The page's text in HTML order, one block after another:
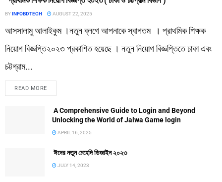
BYINFOBDTECH AUGUST 22, 2025
আসসালামু আলাইকুম ।নতুন ব্লগে আপনাকে স্বাগতম । প্রাথমিক শিক্ষক
নিয়োগ বিজ্ঞপ্তি২০২৩ প্রকাশিত হয়েছে । নতুন নিয়োগ বিজ্ঞপ্তিতে ঢাকা এবং
চট্টগ্রাম...
READ MORE
A Comprehensive Guide to Login and Beyond
Unlocking the World of Jalwa Game login
APRIL 16, 2025
ঈদের নতুন মেহেদি ডিজাইন ২০২৩
JULY 14, 2023